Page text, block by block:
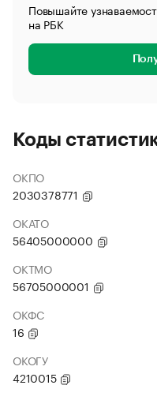
Повышайте
на РБК
Коды
ОКПО
2030378771
ОКАТО
56405000000
ОКТМО
56705000001
ОКФС
16
ОКОГУ
4210015